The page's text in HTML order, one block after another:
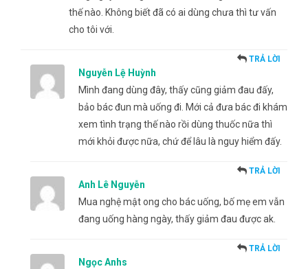
thế nào. Không biết đã có ai dùng chưa thì tư vấn
cho tôi với.
Nguyễn Lệ Huỳnh
TRẢ LỜI
Mình đang dùng đây, thấy cũng giảm đau đấy,
bảo bác đun mà uống đi. Mới cả đưa bác đi khám
xem tình trạng thế nào rồi dùng thuốc nữa thì
mới khỏi được nữa, chứ để lâu là nguy hiểm đấy.
Anh Lê Nguyễn
TRẢ LỜI
Mua nghệ mật ong cho bác uống, bố mẹ em vẫn
đang uống hàng ngày, thấy giảm đau được ak.
Ngọc Anhs
TRẢ LỜI